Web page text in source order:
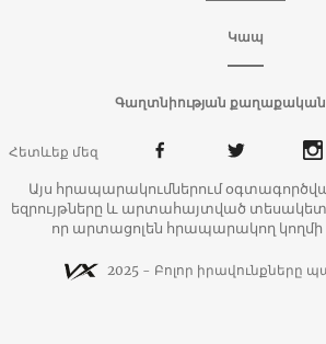
Կապ
Գաղտնիության
Հետևեք մեզ
Այս հրապարակումներում
եզրույթները և արտահայտված
որ արտացոլեն հրապարակող
2025 - Բոլոր իրավունքները